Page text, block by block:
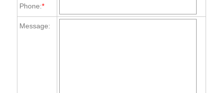
Phone:*
Message: